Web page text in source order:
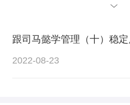
跟司马懿学管理（十）稳
2022-08-23